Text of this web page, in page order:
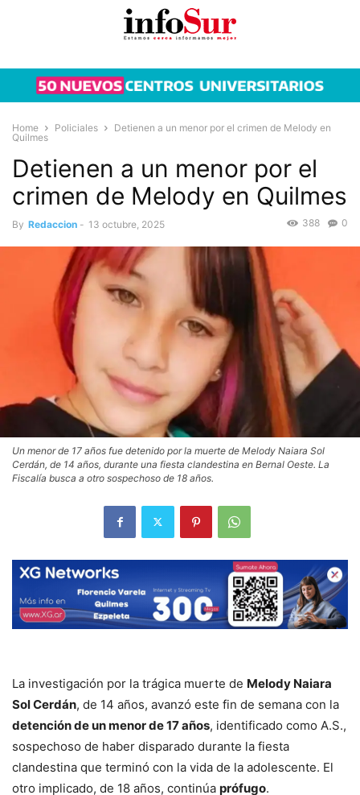
Home Policiales
Detienen a un menor por el crimen de Melody en
Quilmes
Detienen a un menor por el
crimen de Melody en Quilmes
By Redaccion - 13 octubre, 2025 0
388
Un menor de 17 años fue detenido por la muerte de Melody Naiara Sol
Cerdán, de 14 años, durante una fiesta clandestina en Bernal Oeste. La
Fiscalía busca a otro sospechoso de 18 años.
La investigación por la trágica muerte de Melody Naiara
Sol Cerdán, de 14 años, avanzó este fin de semana con la
detención de un menor de 17 años, identificado como A.S.,
sospechoso de haber disparado durante la fiesta
clandestina que terminó con la vida de la adolescente. El
otro implicado, de 18 años, continúa prófugo.